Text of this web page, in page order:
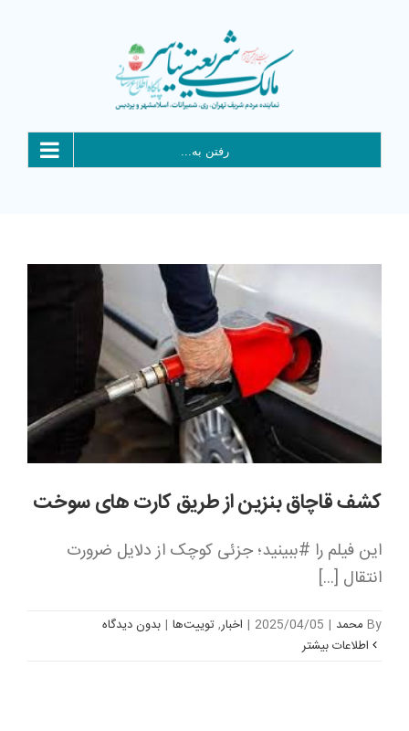
رفتن به...
کشف قاچاق بنزین از طریق کارت های سوخت
این فیلم را ‎#ببینید؛ جزئی کوچک از دلایل ضرورت
انتقال [...]
By محمد |
2025/04/05
| اخبار,توییت‌ها | بدون ديدگاه
اطلاعات بیشتر